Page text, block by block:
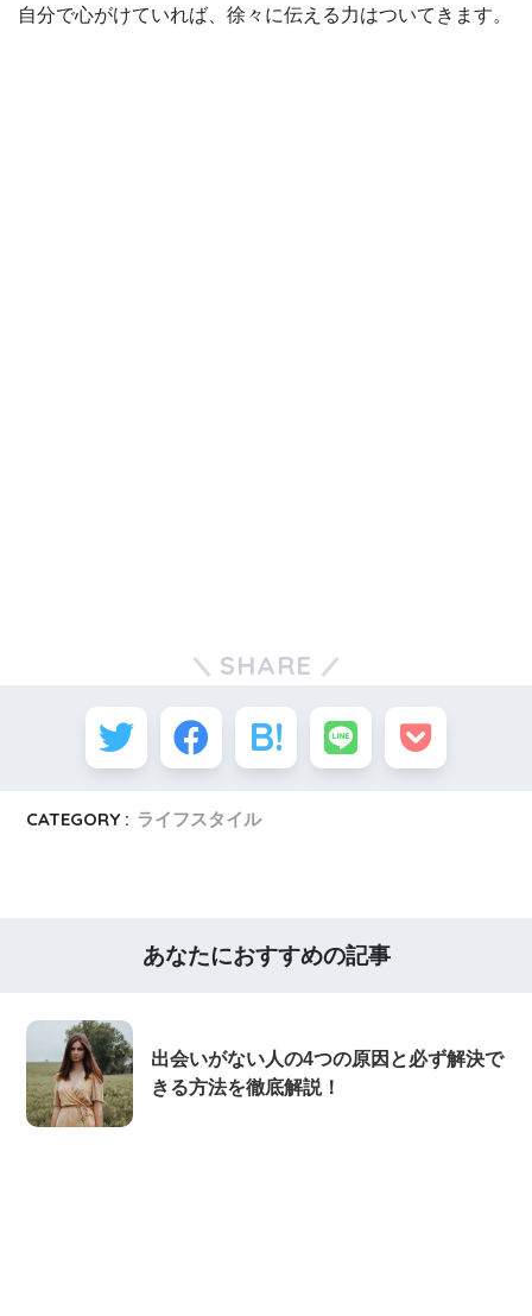
自分で心がけていれば、徐々に伝える力はついてきます。
SHARE
CATEGORY : ライフスタイル
あなたにおすすめの記事
出会いがない人の4つの原因と必ず解決で
きる方法を徹底解説！